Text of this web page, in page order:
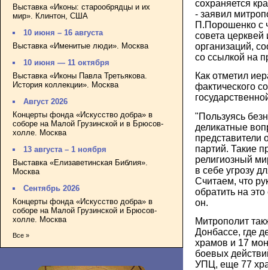
Выставка «Иконы: старообрядцы и их
мир». Клинтон, США
10 июня – 16 августа
Выставка «Именитые люди». Москва
10 июня — 11 октября
Выставка «Иконы Павла Третьякова.
История коллекции». Москва
Август 2026
Концерты фонда «Искусство добра» в
соборе на Малой Грузинской и в Брюсов-
холле. Москва
13 августа – 1 ноября
Выставка «Елизаветинская Библия».
Москва
Сентябрь 2026
Концерты фонда «Искусство добра» в
соборе на Малой Грузинской и Брюсов-
холле. Москва
Все »
сохраняется
- заявил
П.Порошенко с
совета церквей
организаций,
со ссылкой на
Как отметил
фактического
"Пользуясь
деликатные
представители
партий. Такие
религиозный
в себе угрозу
Считаем, что
обратить на
он.
Митрополит
Донбассе, где
храмов и 17
боевых
УПЦ, еще 77